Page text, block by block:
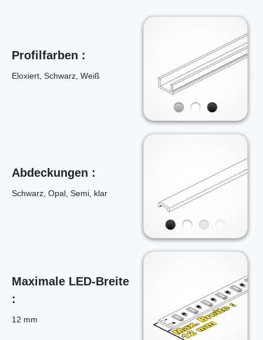
Profilfarben :
Eloxiert, Schwarz, Weiß
Abdeckungen :
Schwarz, Opal, Semi, klar
Maximale LED-Breite
:
12 mm